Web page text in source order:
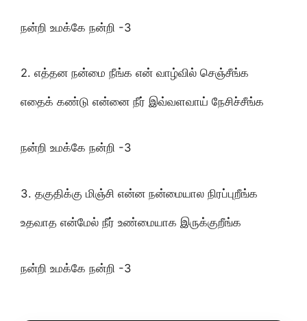
நன்றி உமக்கே நன்றி -3
2. எத்தன நன்மை நீங்க என் வாழ்வில் செஞ்சீங்க
எதைக் கண்டு என்னை நீர் இவ்வளவாய் நேசிச்சீங்க
நன்றி உமக்கே நன்றி -3
3. தகுதிக்கு மிஞ்சி என்ன நன்மையால நிரப்புறீங்க
உதவாத என்மேல் நீர் உண்மையாக இருக்குறீங்க
நன்றி உமக்கே நன்றி -3